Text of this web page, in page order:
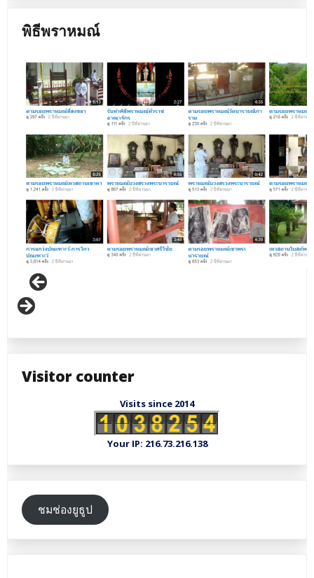
พิธีพราหมณ์
Visitor counter
Visits since 2014
Your IP: 216.73.216.138
ชมช่องยูธูป